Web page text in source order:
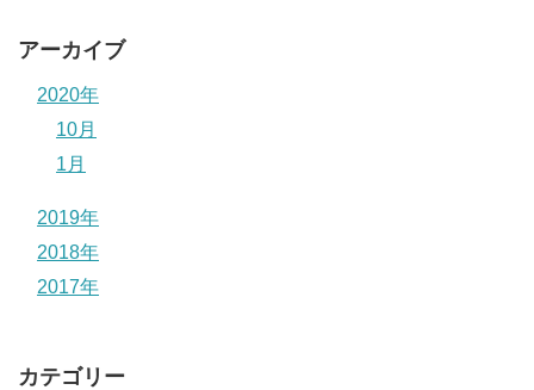
アーカイブ
2020年
10月
1月
2019年
2018年
2017年
カテゴリー